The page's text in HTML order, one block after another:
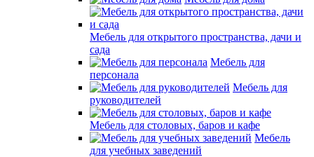
Мебель для открытого пространства, дачи и
сада
Мебель для
персонала
Мебель для
руководителей
Мебель для столовых, баров и кафе
Мебель
для учебных заведений